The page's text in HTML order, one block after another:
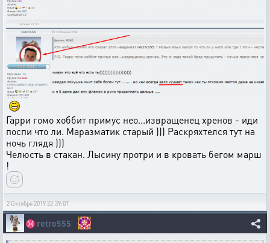
Гарри гомо хоббит примус нео...извращенец хренов - иди
поспи что ли. Маразматик старый ))) Раскряхтелся тут на
ночь глядя )))
Челюсть в стакан. Лысину протри и в кровать бегом марш
!
2 Октября 2019 22:39:07
♓retro555